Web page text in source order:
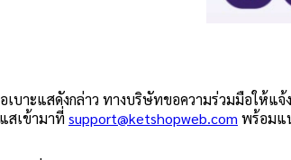
บาะแสดังกล่าว ทางบริษัทขอความร่วมมือให้แ
สเข้ามาที่ support@ketshopweb.com พร้อมแ